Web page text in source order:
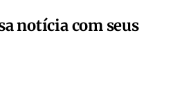
notícia com seus